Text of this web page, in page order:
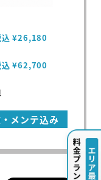
込 ¥26,180
込 ¥62,700
メンテ込み